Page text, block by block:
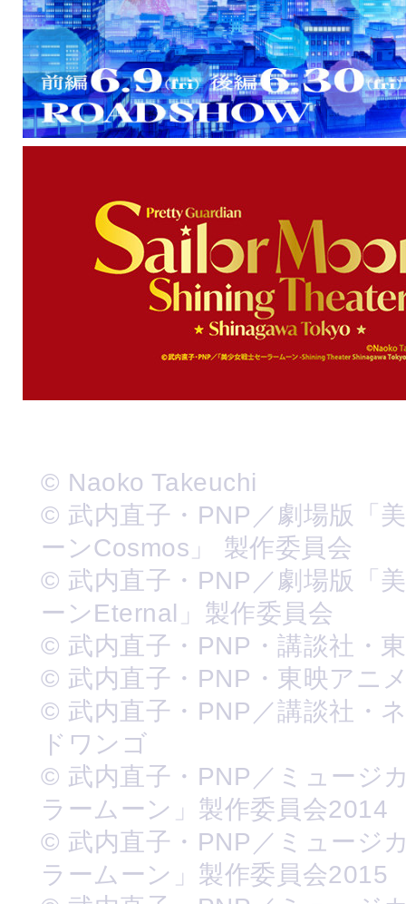
© Naoko Takeuchi
© 武内直子・PNP／劇場版「
ーンCosmos」 製作委員会
© 武内直子・PNP／劇場版「
ーンEternal」製作委員会
© 武内直子・PNP・講談社・
© 武内直子・PNP・東映アニ
© 武内直子・PNP／講談社・
ドワンゴ
© 武内直子・PNP／ミュージ
ラームーン」製作委員会2014
© 武内直子・PNP／ミュージ
ラームーン」製作委員会2015